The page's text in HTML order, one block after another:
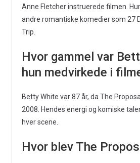
Anne Fletcher instruerede filmen.
andre romantiske komedier som 27
Trip.
Hvor gammel var
hun medvirkede i
Betty White var 87 år, da The
2008. Hendes energi og komiske
hver scene.
Hvor blev The